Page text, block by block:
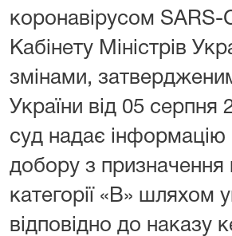
коронавірусом
Кабінету Міністрів
змінами,
України від 05
суд надає інформацію
добору з
категорії «В» шляхом
відповідно до наказу